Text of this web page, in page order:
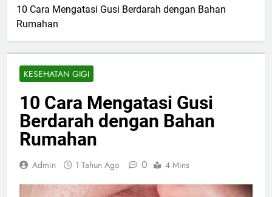
10 Cara Mengatasi Gusi Berdarah dengan Bahan
Rumahan
KESEHATAN GIGI
10 Cara Mengatasi Gusi
Berdarah dengan Bahan
Rumahan
Admin 1 Tahun Ago 0 4 Mins